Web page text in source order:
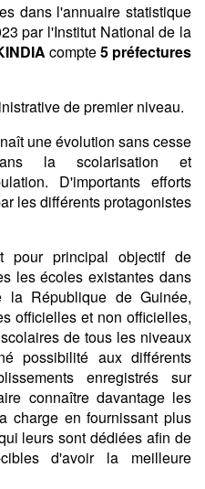
dans l'annuaire statistique
par l'Institut National de la
compte5 préfectures
de premier niveau.
une évolution sans cesse
la scolarisation et
D'importants efforts
les différents protagonistes
pour principal objectif de
les écoles existantes dans
République de Guinée,
officielles et non officielles,
de tous les niveaux
possibilité aux différents
enregistrés sur
connaître davantage les
charge en fournissant plus
leurs sont dédiées afin de
d'avoir la meilleure